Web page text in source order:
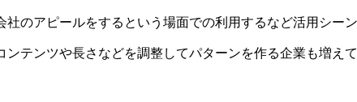
のアピールをするという場面での利用するなど活用シー
テンツや長さなどを調整してパターンを作る企業も増えて